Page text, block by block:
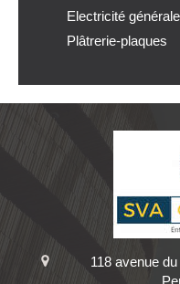
Electricité générale
Plâtrerie-plaques
118 avenue